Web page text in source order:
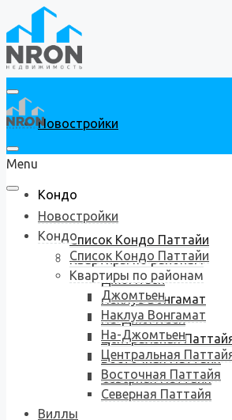
Новостройки
Кондо
Список Кондо Паттайи
Квартиры по районам
Джомтьен
Наклуа Вонгамат
На-Джомтьен
Центральная
Восточная Паттайя
Северная Паттайя
Menu
Новостройки
Кондо
Список Кондо Паттайи
Квартиры по районам
Джомтьен
Наклуа Вонгамат
На-Джомтьен
Центральная
Восточная Паттайя
Северная Паттайя
Виллы